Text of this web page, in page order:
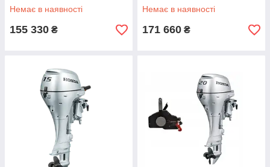
Немає в наявності
155 330 ₴
Немає в наявності
171 660 ₴